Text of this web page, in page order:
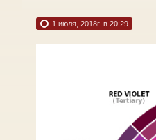
1 июля, 2018г. в 20:29